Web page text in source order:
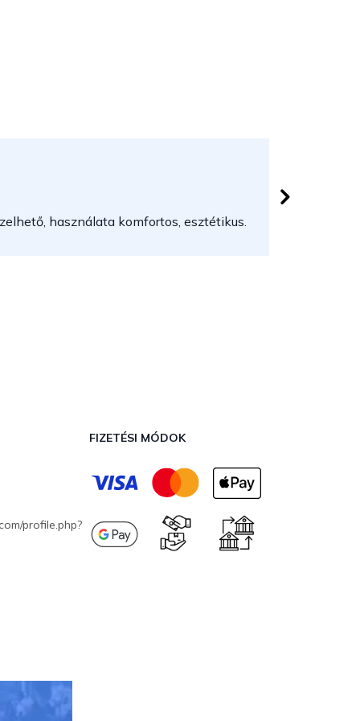
csillag.
használata komfortos, esztétikus.
profile.php?
FIZETÉSI MÓDOK